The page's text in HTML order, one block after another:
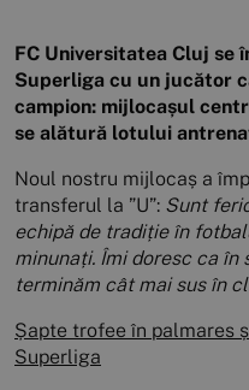
FC Universitatea Cluj se
Superliga cu un jucător
campion: mijlocașul
se alătură lotului
Noul nostru mijlocaș a
transferul la ”U”: Sunt
echipă de tradiție în
minunați. Îmi doresc ca în
terminăm cât mai sus în
Șapte trofee în palmares
Superliga